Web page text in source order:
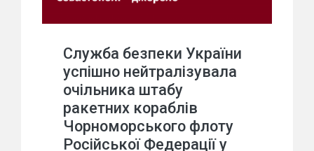
Служба безпеки України
успішно нейтралізувала
очільника штабу
ракетних кораблів
Чорноморського флоту
Російської Федерації у